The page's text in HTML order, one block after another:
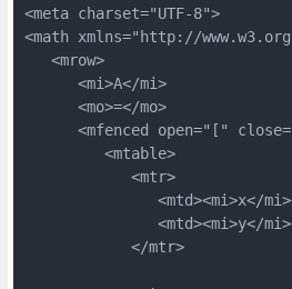
<meta charset="UTF-8">
<math xmlns="http://
   <mrow>
      <mi>A</mi>
      <mo>=</mo>
<mfenced open="["
         <mtable>
            <mtr>
<mtd><mi>x</
<mtd><mi>y</
            </mtr>